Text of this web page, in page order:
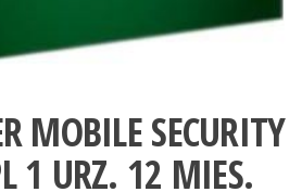
MOBILE SECURITY
1 URZ. 12 MIES.